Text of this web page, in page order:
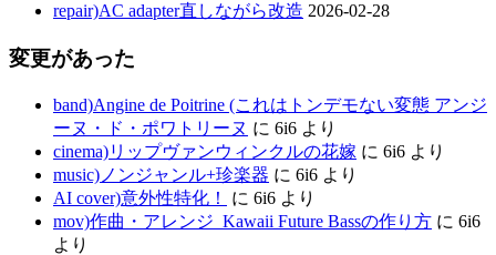
repair)AC adapter直しながら改造 2026-02-28
変更があった
band)Angine de Poitrine (これはトンデモない変態 アンジ
ーヌ・ド・ポワトリーヌ に 6i6 より
cinema)リップヴァンウィンクルの花嫁 に 6i6 より
music)ノンジャンル+珍楽器 に 6i6 より
AI cover)意外性特化！
に 6i6 より
mov)作曲・アレンジ_Kawaii Future Bassの作り方 に 6i6
より